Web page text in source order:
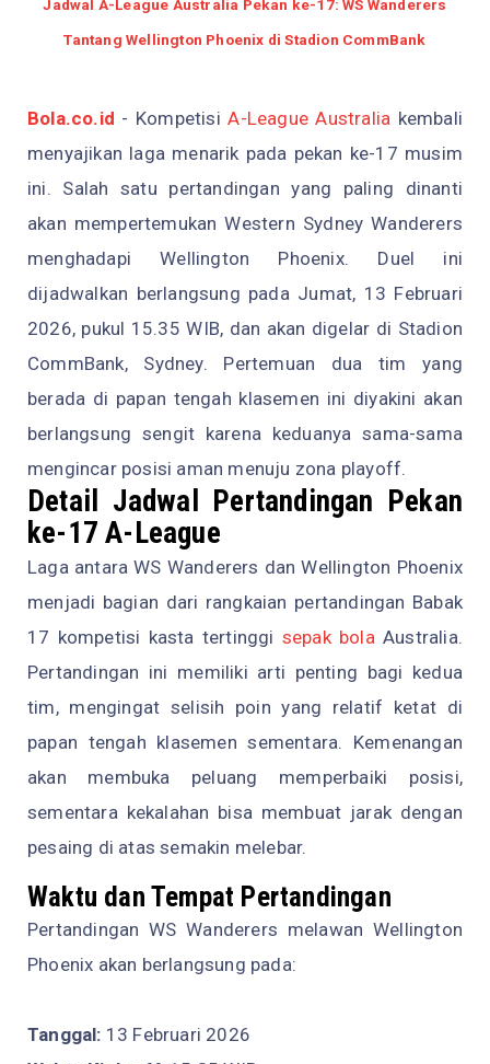
Jadwal A-League Australia Pekan ke-17: WS Wanderers
Tantang Wellington Phoenix di Stadion CommBank
Bola.co.id - KompetisiA-League Australia kembali
menyajikan laga menarik pada pekan ke-17 musim
ini. Salah satu pertandingan yang paling dinanti
akan mempertemukan Western Sydney Wanderers
menghadapi Wellington Phoenix. Duel ini
dijadwalkan berlangsung pada Jumat, 13 Februari
2026, pukul 15.35 WIB, dan akan digelar di Stadion
CommBank, Sydney. Pertemuan dua tim yang
berada di papan tengah klasemen ini diyakini akan
berlangsung sengit karena keduanya sama-sama
mengincar posisi aman menuju zona playoff.
Detail Jadwal Pertandingan Pekan
ke-17 A-League
Laga antara WS Wanderers dan Wellington Phoenix
menjadi bagian dari rangkaian pertandingan Babak
17 kompetisi kasta tertinggi sepak bolaAustralia.
Pertandingan ini memiliki arti penting bagi kedua
tim, mengingat selisih poin yang relatif ketat di
papan tengah klasemen sementara. Kemenangan
akan membuka peluang memperbaiki posisi,
sementara kekalahan bisa membuat jarak dengan
pesaing di atas semakin melebar.
Waktu dan Tempat Pertandingan
Pertandingan WS Wanderers melawan Wellington
Phoenix akan berlangsung pada:
Tanggal: 13 Februari 2026